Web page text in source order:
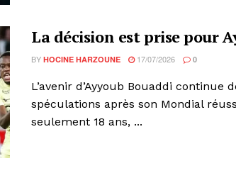
La décision est prise pour
BY HOCINE HARZOUNE 17/07/2026 0
L’avenir d’Ayyoub Bouaddi continue
spéculations après son Mondial
seulement 18 ans, ...